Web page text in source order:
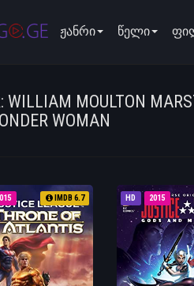
ჟანრი წელი
WILLIAM MOULTON
WOMAN
IMDB 6.7 HD 2015